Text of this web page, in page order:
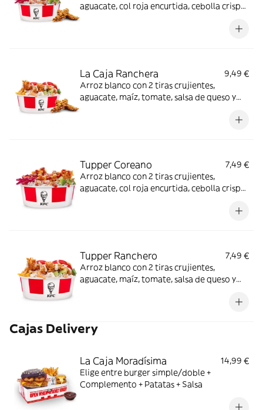
aguacate, col roja encurtida, cebolla crispy
La Caja Ranchera
9,49 €
Arroz blanco con 2 tiras crujientes,
aguacate, maíz, tomate, salsa de queso y
Tupper Coreano
7,49 €
Arroz blanco con 2 tiras crujientes,
aguacate, col roja encurtida, cebolla crispy
Tupper Ranchero
7,49 €
Arroz blanco con 2 tiras crujientes,
aguacate, maíz, tomate, salsa de queso y
Cajas Delivery
La Caja Moradísima
14,99 €
Elige entre burger simple/doble +
Complemento + Patatas + Salsa